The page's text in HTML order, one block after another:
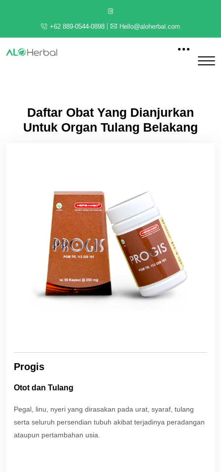
+62 889-0544-0898 Hello@aloherbal.com
Daftar Obat Yang Dianjurkan
Untuk Organ Tulang Belakang
Progis
Otot dan Tulang
Pegal, linu, nyeri yang dirasakan pada urat, syaraf, tulang
serta seluruh persendian tubuh akibat terjadinya peradangan
ataupun pertambahan usia.